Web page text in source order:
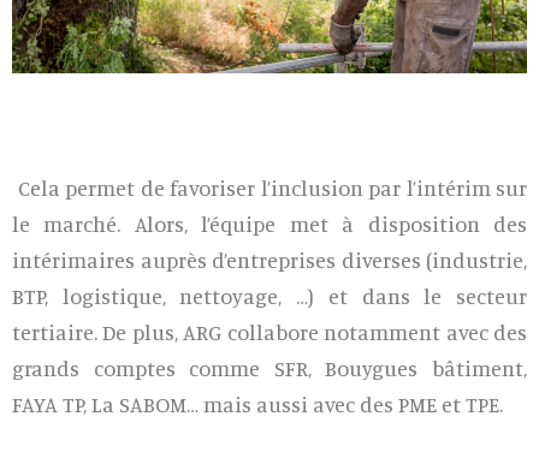
Cela permet de favoriser l’inclusion par l’intérim sur
le marché. Alors, l’équipe met à disposition des
intérimaires auprès d’entreprises diverses (industrie,
BTP, logistique, nettoyage, …) et dans le secteur
tertiaire. De plus, ARG collabore notamment avec des
grands comptes comme SFR, Bouygues bâtiment,
FAYA TP, La SABOM… mais aussi avec des PME et TPE.